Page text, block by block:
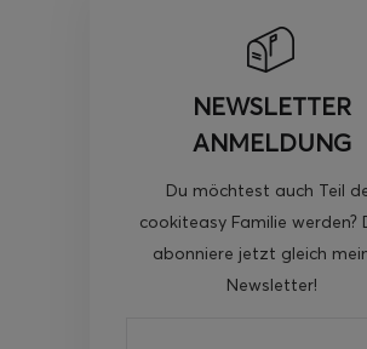
NEWSLETTER
ANMELDUNG
Du möchtest auch Teil
cookiteasy Familie werden?
abonniere jetzt gleich
Newsletter!